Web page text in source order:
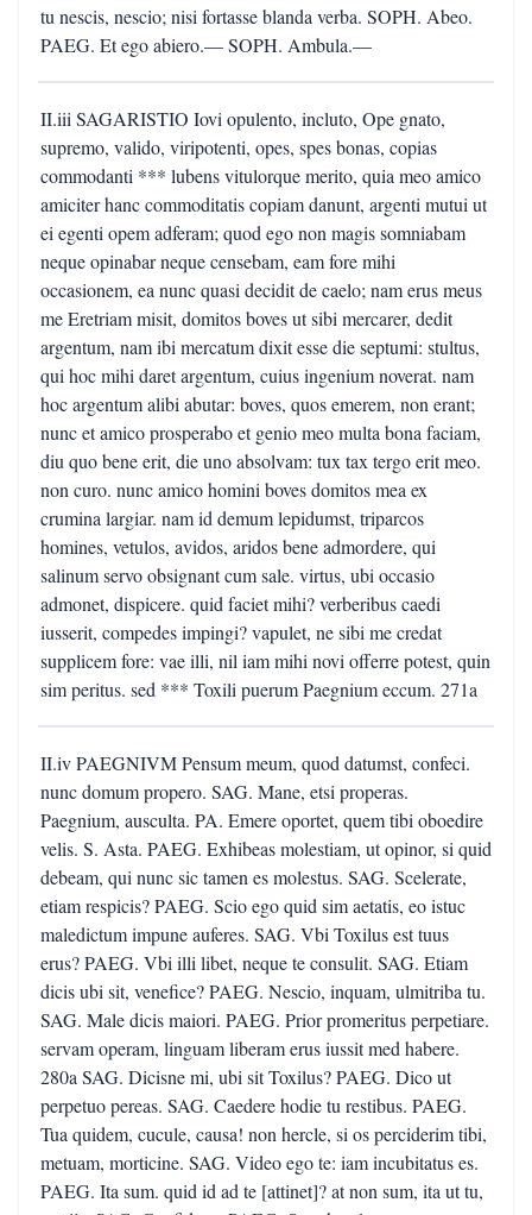
tu nescis, nescio; nisi fortasse blanda verba. SOPH. Abeo.
PAEG. Et ego abiero.— SOPH. Ambula.—
II.iii SAGARISTIO Iovi opulento, incluto, Ope gnato,
supremo, valido, viripotenti, opes, spes bonas, copias
commodanti *** lubens vitulorque merito, quia meo amico
amiciter hanc commoditatis copiam danunt, argenti mutui ut
ei egenti opem adferam; quod ego non magis somniabam
neque opinabar neque censebam, eam fore mihi
occasionem, ea nunc quasi decidit de caelo; nam erus meus
me Eretriam misit, domitos boves ut sibi mercarer, dedit
argentum, nam ibi mercatum dixit esse die septumi: stultus,
qui hoc mihi daret argentum, cuius ingenium noverat. nam
hoc argentum alibi abutar: boves, quos emerem, non erant;
nunc et amico prosperabo et genio meo multa bona faciam,
diu quo bene erit, die uno absolvam: tux tax tergo erit meo.
non curo. nunc amico homini boves domitos mea ex
crumina largiar. nam id demum lepidumst, triparcos
homines, vetulos, avidos, aridos bene admordere, qui
salinum servo obsignant cum sale. virtus, ubi occasio
admonet, dispicere. quid faciet mihi? verberibus caedi
iusserit, compedes impingi? vapulet, ne sibi me credat
supplicem fore: vae illi, nil iam mihi novi offerre potest, quin
sim peritus. sed *** Toxili puerum Paegnium eccum. 271a
II.iv PAEGNIVM Pensum meum, quod datumst, confeci.
nunc domum propero. SAG. Mane, etsi properas.
Paegnium, ausculta. PA. Emere oportet, quem tibi oboedire
velis. S. Asta. PAEG. Exhibeas molestiam, ut opinor, si quid
debeam, qui nunc sic tamen es molestus. SAG. Scelerate,
etiam respicis? PAEG. Scio ego quid sim aetatis, eo istuc
maledictum impune auferes. SAG. Vbi Toxilus est tuus
erus? PAEG. Vbi illi libet, neque te consulit. SAG. Etiam
dicis ubi sit, venefice? PAEG. Nescio, inquam, ulmitriba tu.
SAG. Male dicis maiori. PAEG. Prior promeritus perpetiare.
servam operam, linguam liberam erus iussit med habere.
280a SAG. Dicisne mi, ubi sit Toxilus? PAEG. Dico ut
perpetuo pereas. SAG. Caedere hodie tu restibus. PAEG.
Tua quidem, cucule, causa! non hercle, si os perciderim tibi,
metuam, morticine. SAG. Video ego te: iam incubitatus es.
PAEG. Ita sum. quid id ad te [attinet]? at non sum, ita ut tu,